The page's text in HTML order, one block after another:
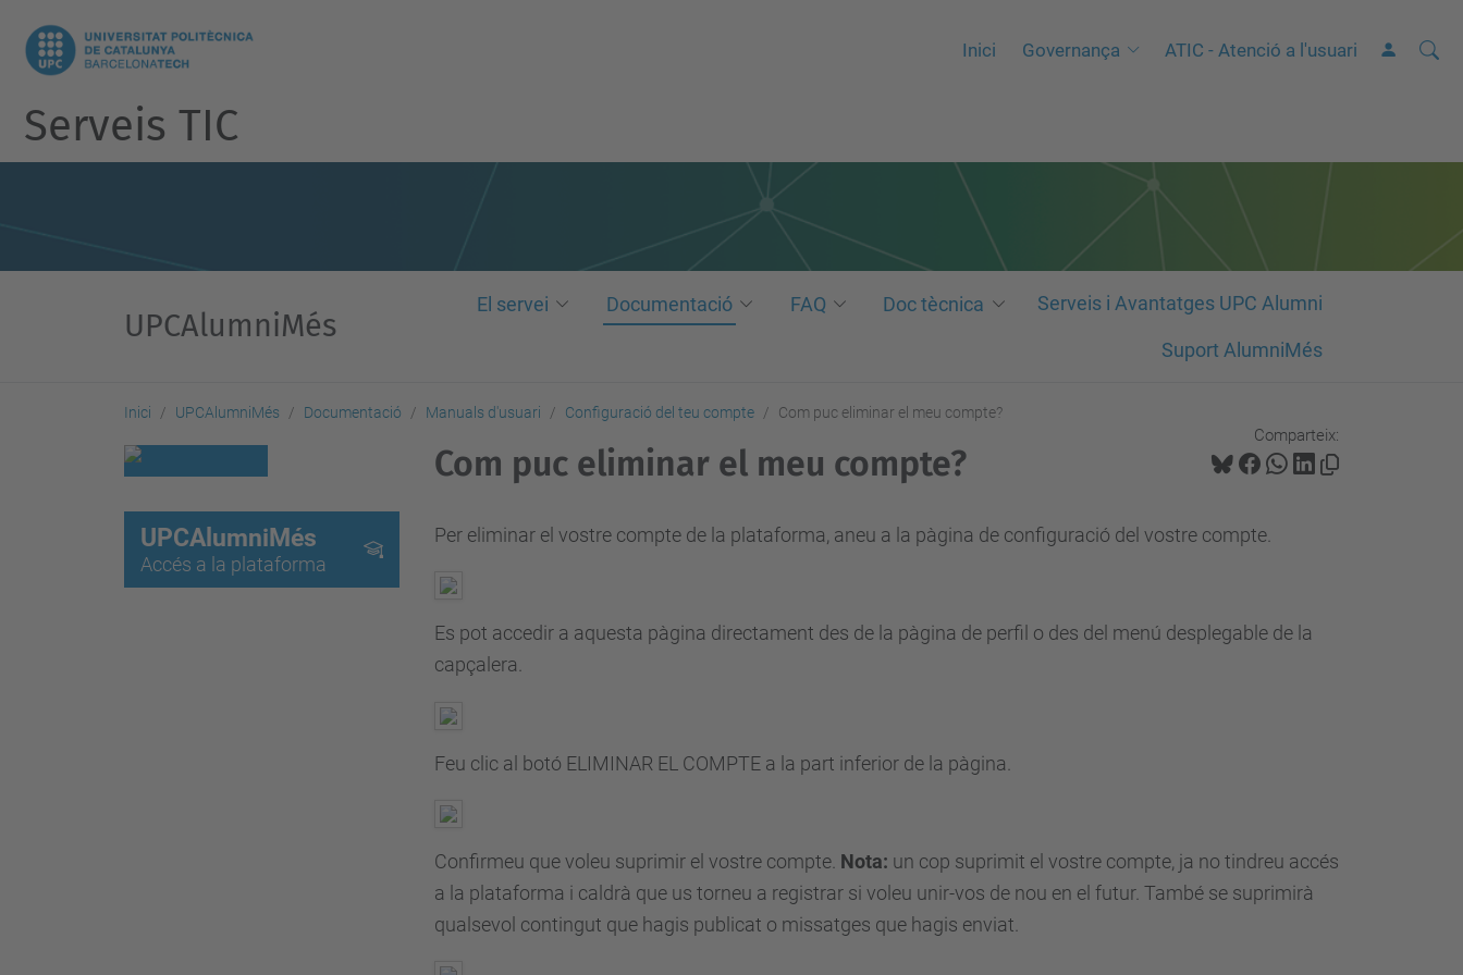
Inici Governança ATIC - Atenció a l'usuari Cerca
C
a
Serveis TIC
UPCAlumniMés
El servei Documentació FAQ Doc tècnica Serveis i Avantatges UPC Alumni
Suport AlumniMés
Inici UPCAlumniMés Documentació Manuals d'usuari Configuració del teu compte Com puc eliminar el meu compte?
Comparteix:
Com puc eliminar el meu compte?
Per eliminar el vostre compte de la plataforma, aneu a la pàgina de configuració del vostre compte.
Es pot accedir a aquesta pàgina directament des de la pàgina de perfil o des del menú desplegable de la
capçalera.
Feu clic al botó ELIMINAR EL COMPTE a la part inferior de la pàgina.
Confirmeu que voleu suprimir el vostre compte. Nota: un cop suprimit el vostre compte, ja no tindreu accés
a la plataforma i caldrà que us torneu a registrar si voleu unir-vos de nou en el futur. També se suprimirà
qualsevol contingut que hagis publicat o missatges que hagis enviat.
UPCAlumniMés
Accés a la plataforma